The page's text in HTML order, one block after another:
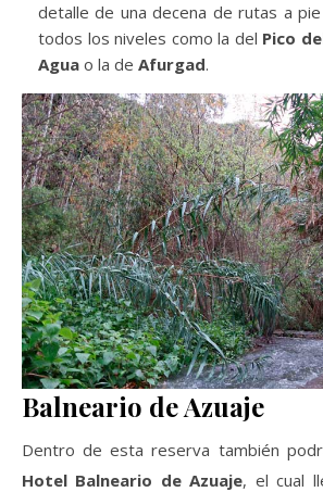
detalle de una decena de rutas a
todos los niveles como la del Pico
Agua o la de Afurgad.
Balneario de Azuaje
Dentro de esta reserva también
Hotel Balneario de Azuaje, el cual